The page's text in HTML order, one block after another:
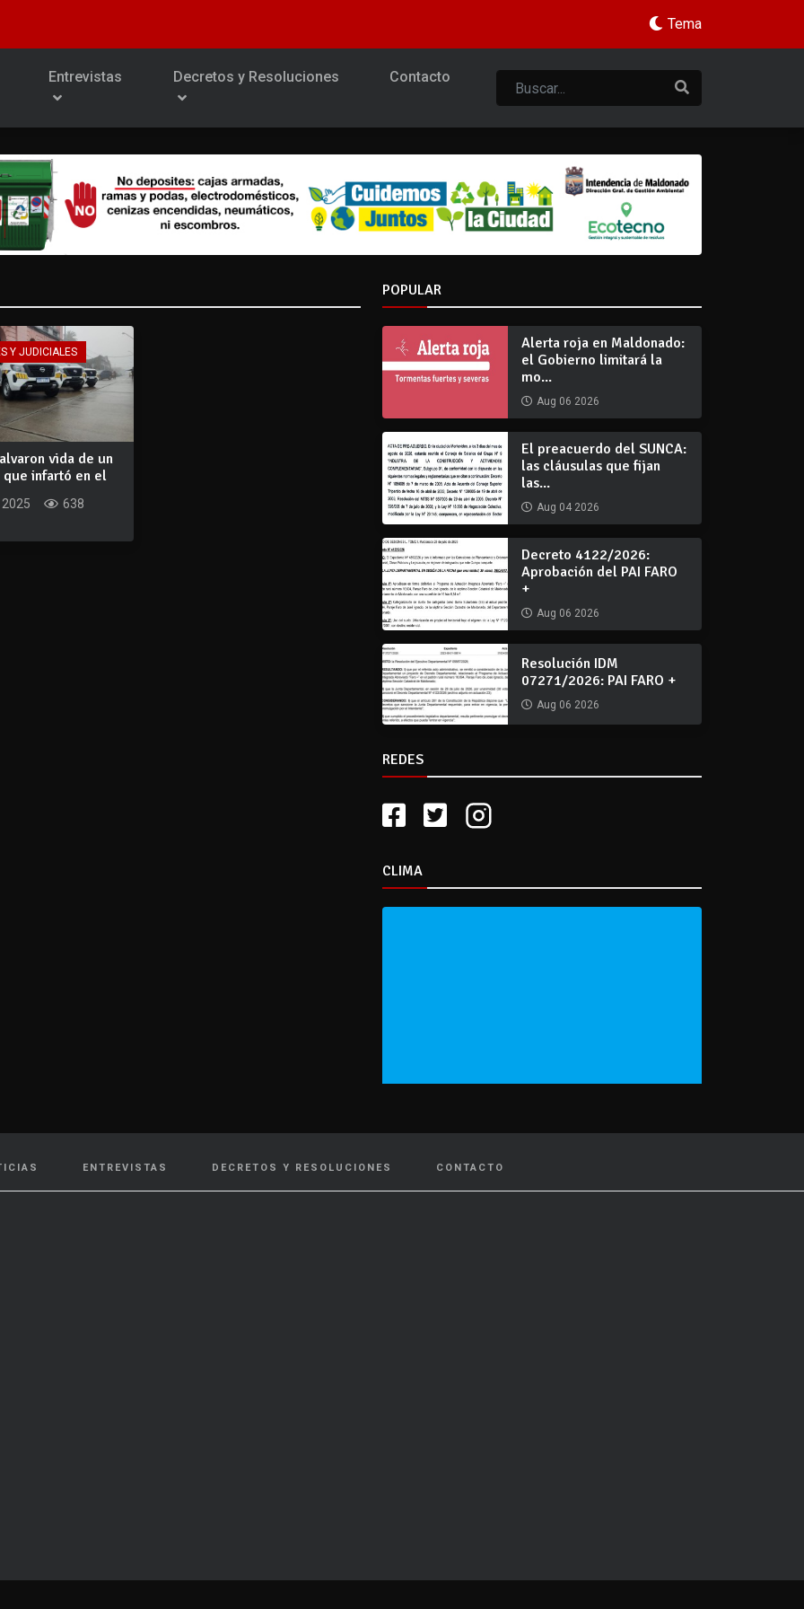
Tema
Entrevistas Decretos y Resoluciones Contacto
Y JUDICIALES
vida de un
que infartó en el
2025
638
POPULAR
Alerta roja en Maldonado:
el Gobierno limitará la
mo...
Aug 06 2026
El preacuerdo del SUNCA:
las cláusulas que fijan
las...
Aug 04 2026
Decreto 4122/2026:
Aprobación del PAI FARO
+
Aug 06 2026
Resolución IDM
07271/2026: PAI FARO +
Aug 06 2026
REDES
CLIMA
ENTREVISTAS DECRETOS Y RESOLUCIONES CONTACTO